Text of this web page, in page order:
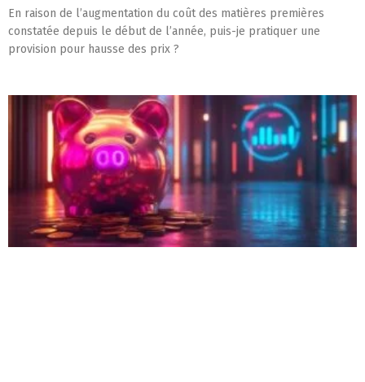
En raison de l’augmentation du coût des matières premières
constatée depuis le début de l’année, puis-je pratiquer une
provision pour hausse des prix ?